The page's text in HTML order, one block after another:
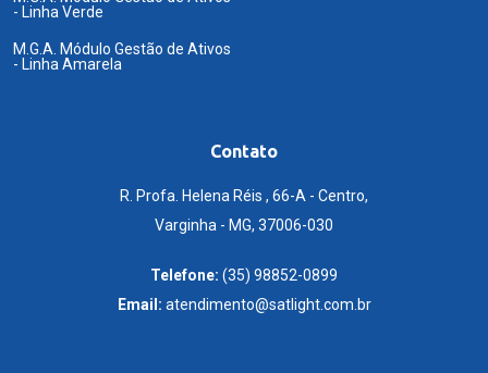
- Linha Verde
M.G.A. Módulo Gestão de Ativos
- Linha Amarela
Contato
R. Profa. Helena Réis , 66-A - Centro,
Varginha - MG, 37006-030
Telefone: (35) 98852-0899
Email: atendimento@satlight.com.br